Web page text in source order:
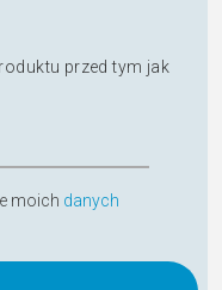
przed tym jak
moich danych